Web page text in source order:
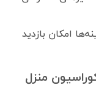
امکان بازدید
منزل